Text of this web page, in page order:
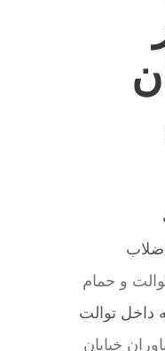
و حمام
داخل توالت
خیابان